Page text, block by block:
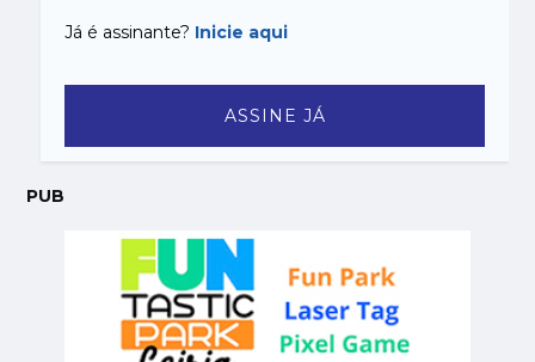
Já é assinante? Inicie aqui
ASSINE JÁ
PUB